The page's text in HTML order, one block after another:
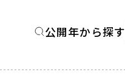
公開年から探す